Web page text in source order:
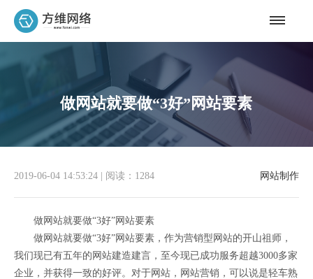
做网站就要做“3好”网站要素
网站制作
2019-06-04 14:53:24 阅读：1284
做网站就要做“3好”网站要素
做网站就要做“3好”网站要素，作为营销型网站的开山祖师，
我们现已有五年的网站建造建言，至今现已成功服务超越3000多家
企业，并获得一致的好评。对于网站，网站营销，可以说是轻车熟